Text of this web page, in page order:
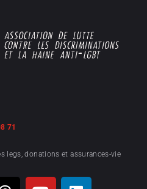
71
legs, donations et assurances-vie